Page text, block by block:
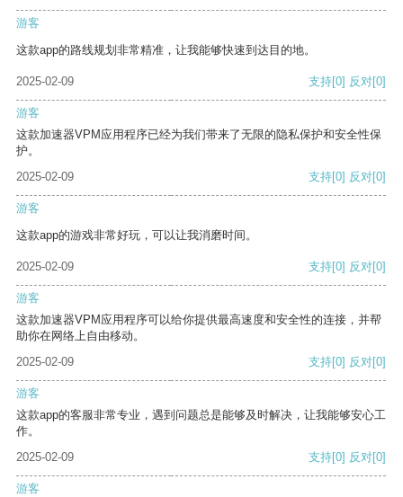
游客
这款app的路线规划非常精准，让我能够快速到达目的地。
2025-02-09 支持[0] 反对[0]
游客
这款加速器VPM应用程序已经为我们带来了无限的隐私保护和安全性保
护。
2025-02-09
支持[0] 反对[0]
游客
这款app的游戏非常好玩，可以让我消磨时间。
2025-02-09 支持[0] 反对[0]
游客
这款加速器VPM应用程序可以给你提供最高速度和安全性的连接，并帮
助你在网络上自由移动。
2025-02-09
支持[0] 反对[0]
游客
这款app的客服非常专业，遇到问题总是能够及时解决，让我能够安心工
作。
2025-02-09
支持[0] 反对[0]
游客